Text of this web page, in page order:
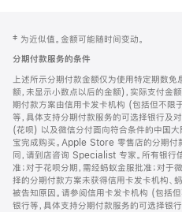
页
页
脚
注
‡ 为近似值。金额可能随时间变动。
分期付款服务的条件
上述所示分期付款金额仅为使用特定期数
额，未显示小数点以后的金额)，实际支付金
期付款方案由信用卡发卡机构 (包括但不限
等，具体支持分期付款服务的可选择银行及
(花呗) 以及微信分付面向符合条件的中国大
宝完成购买。Apple Store 零售店的分期
同，请到店咨询 Specialist 专家。所有银行
准；对于花呗分期，需经蚂蚁金服批准；对于
择的分期付款方案未获得信用卡发卡机构、
被告知原因。请参阅信用卡发卡机构 (包括
银行等，具体支持分期付款服务的可选择银